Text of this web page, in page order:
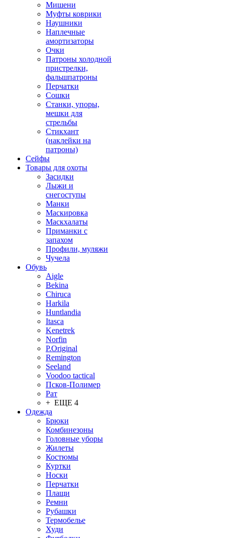
Мишени
Муфты коврики
Наушники
Наплечные
амортизаторы
Очки
Патроны холодной
пристрелки,
фальшпатроны
Перчатки
Сошки
Станки, упоры,
мешки для
стрельбы
Стикхант
(наклейки на
патроны)
Сейфы
Товары для охоты
Засидки
Лыжи и
снегоступы
Манки
Маскировка
Маскхалаты
Приманки с
запахом
Профили, муляжи
Чучела
Обувь
Aigle
Bekina
Chiruсa
Harkila
Huntlandia
Itasca
Kenetrek
Norfin
P.Original
Remington
Seeland
Voodoo tactical
Псков-Полимер
Рат
+ ЕЩЕ 4
Одежда
Брюки
Комбинезоны
Головные уборы
Жилеты
Костюмы
Куртки
Носки
Перчатки
Плащи
Ремни
Рубашки
Термобелье
Худи